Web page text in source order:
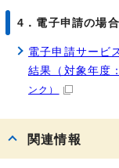
4．電子申請の場合
電子申請サービ
結果（対象年度
ンク）
関連情報